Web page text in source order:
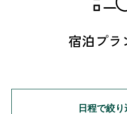
宿泊プラ
日程で絞り